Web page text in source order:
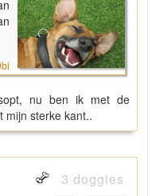
nu ben ik met de
mijn sterke kant..
3 doggies